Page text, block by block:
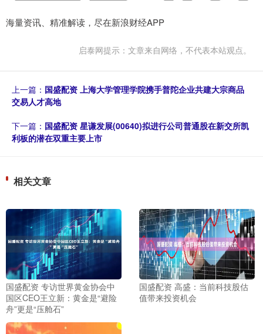
海量资讯、精准解读，尽在新浪财经APP
启泰网提示：文章来自网络，不代表本站观点。
上一篇： 国盛配资 上海大学管理学院携手普陀企业共建大宗商品
交易人才高地
下一篇： 国盛配资 星谦发展(00640)拟进行公司普通股在新交所凯
利板的潜在双重主要上市
相关文章
国盛配资 专访世界黄金协会中
国区CEO王立新：黄金是“避险
舟”更是“压舱石”
国盛配资 高盛：当前科技股估
值带来投资机会